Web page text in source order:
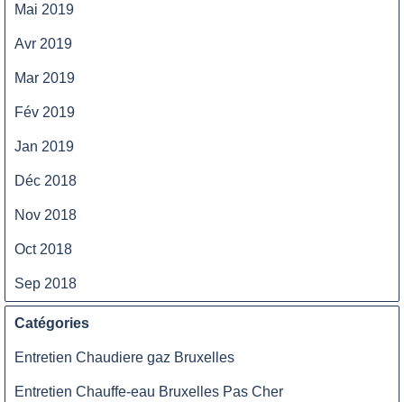
Mai 2019
Avr 2019
Mar 2019
Fév 2019
Jan 2019
Déc 2018
Nov 2018
Oct 2018
Sep 2018
Catégories
Entretien Chaudiere gaz Bruxelles
Entretien Chauffe-eau Bruxelles Pas Cher